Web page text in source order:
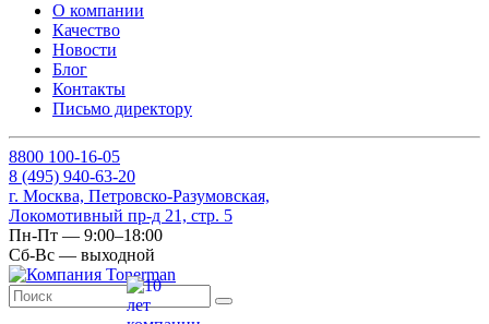
О компании
Качество
Новости
Блог
Контакты
Письмо директору
8800 100-16-05
8 (495) 940-63-20
г. Москва, Петровско-Разумовская,
Локомотивный пр-д 21, стр. 5
Пн-Пт — 9:00–18:00
Сб-Вс — выходной